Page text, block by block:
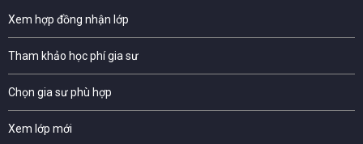
Xem hợp đồng nhận lớp
Tham khảo học phí gia sư
Chọn gia sư phù hợp
Xem lớp mới